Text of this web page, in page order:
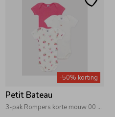
-50% korting
Petit Bateau
3-pak Rompers korte mouw 00 Roze